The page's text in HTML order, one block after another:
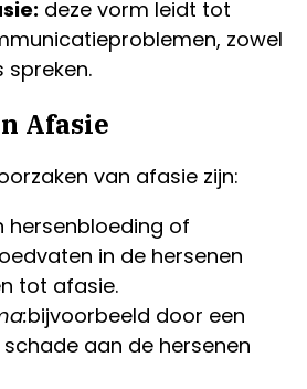
deze vorm leidt tot
zowel
spreken.
Afasie
van afasie zijn:
hersenbloeding of
in de hersenen
tot afasie.
bijvoorbeeld door een
aan de hersenen